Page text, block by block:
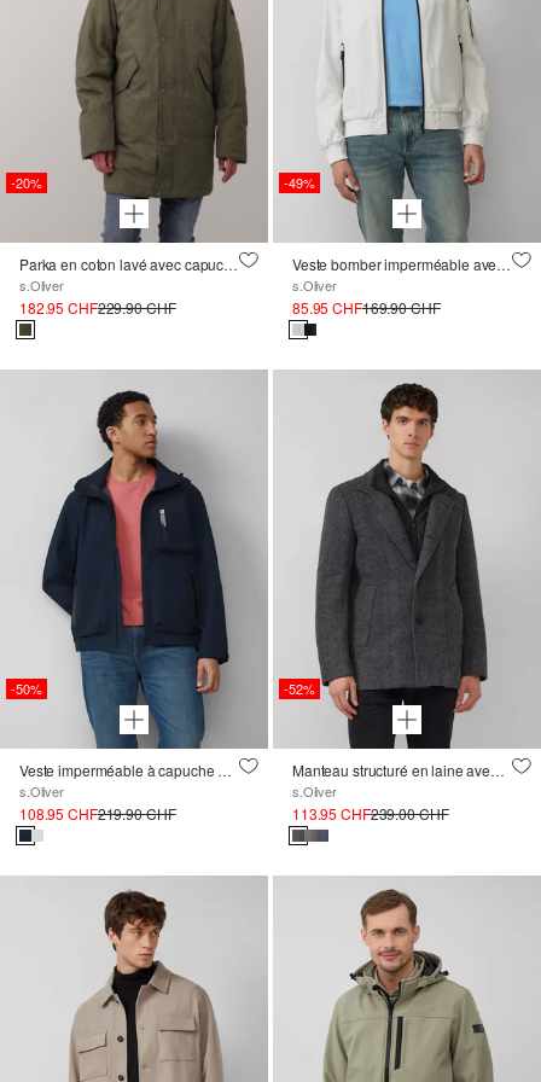
-20%
Parka en coton lavé avec capuche doublée de teddy
s.Oliver
182.95 CHF229.90 CHF
-49%
Veste bomber imperméable avec détail sur la manche
s.Oliver
85.95 CHF169.90 CHF
-50%
Veste imperméable à capuche et détail réfléchissant
s.Oliver
108.95 CHF219.90 CHF
-52%
Manteau structuré en laine avec insert fixé
s.Oliver
113.95 CHF239.00 CHF